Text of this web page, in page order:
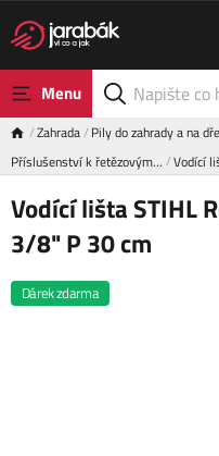
Menu
Zahrada Pily do zahrady a na
Příslušenství k řetězovým… Vodící
Vodící lišta STIHL
3/8" P 30 cm
Dárek zdarma